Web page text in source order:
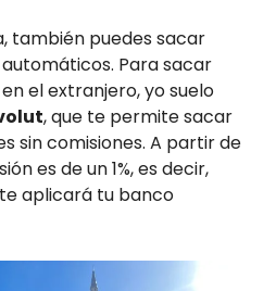
también puedes sacar
Para sacar
el extranjero, yo suelo
, que te permite sacar
sin comisiones. A partir de
es de un 1%, es decir,
aplicará tu banco